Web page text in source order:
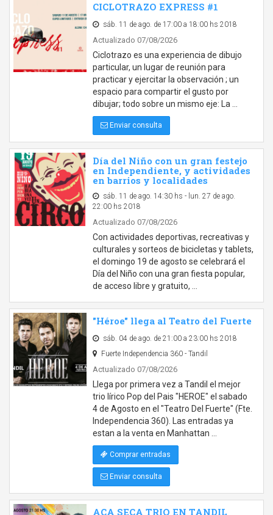
CICLOTRAZO EXPRESS #1
sáb. 11 de ago. de 17:00 a 18:00 hs 2018
Actualizado 07/08/2026
Ciclotrazo es una experiencia de dibujo
particular, un lugar de reunión para
practicar y ejercitar la observación ; un
espacio para compartir el gusto por
dibujar; todo sobre un mismo eje: La …
Enviar consulta
Día del Niño con un gran festejo
en Independiente, y actividades
en barrios y localidades
sáb. 11 de ago. 14:30 hs - lun. 27 de ago.
22:00 hs 2018
Actualizado 07/08/2026
Con actividades deportivas, recreativas y
culturales y sorteos de bicicletas y tablets,
el domingo 19 de agosto se celebrará el
Día del Niño con una gran fiesta popular,
de acceso libre y gratuito, …
"Héroe" llega al Teatro del Fuerte
sáb. 04 de ago. de 21:00 a 23:00 hs 2018
Fuerte Independencia 360 - Tandil
Actualizado 07/08/2026
Llega por primera vez a Tandil el mejor
trio lírico Pop del Pais "HEROE" el sabado
4 de Agosto en el "Teatro Del Fuerte" (Fte.
Independencia 360). Las entradas ya
estan a la venta en Manhattan …
Comprar entradas
Enviar consulta
ACA SECA TRIO EN TANDIL